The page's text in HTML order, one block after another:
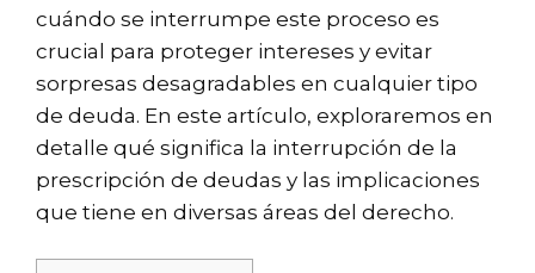
cuándo se interrumpe este proceso es
crucial para proteger intereses y evitar
sorpresas desagradables en cualquier tipo
de deuda. En este artículo, exploraremos en
detalle qué significa la interrupción de la
prescripción de deudas y las implicaciones
que tiene en diversas áreas del derecho.